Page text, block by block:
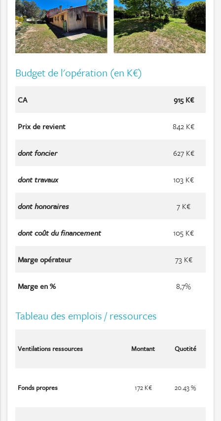
Budget de l'opération (en K€)
CA 915 K€
Prix de revient 842 K€
dont foncier 627 K€
dont travaux 103 K€
dont honoraires 7 K€
dont coût du financement 105 K€
Marge opérateur 73 K€
Marge en % 8,7%
Tableau des emplois / ressources
Ventilations ressources Montant Quotité
Fonds propres 172 K€ 20.43 %